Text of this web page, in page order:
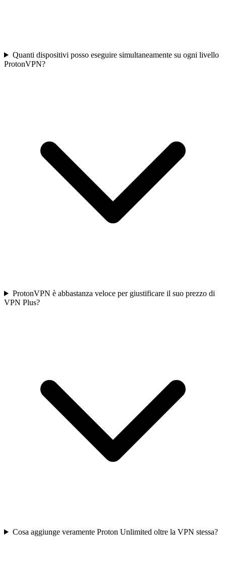
Quanti dispositivi posso eseguire simultaneamente su ogni livello
ProtonVPN?
ProtonVPN è abbastanza veloce per giustificare il suo prezzo di
VPN Plus?
Cosa aggiunge veramente Proton Unlimited oltre la VPN stessa?